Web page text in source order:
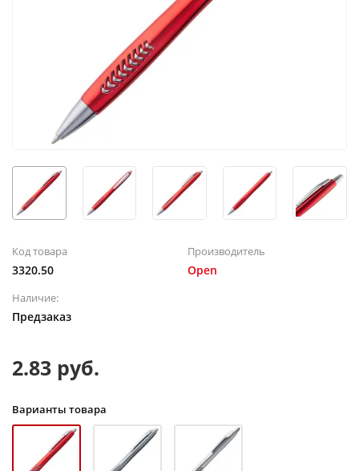
Код товара
3320.50
Производитель
Open
Наличие:
Предзаказ
2.83 руб.
Варианты товара